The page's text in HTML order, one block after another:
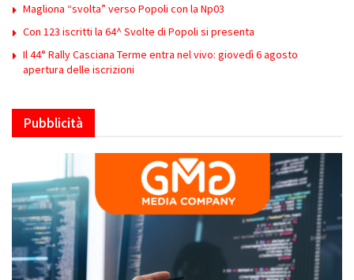
Magliona “svolta” verso Popoli con la Np03
Con 123 iscritti la 64^ Svolte di Popoli si presenta
Il 44° Rally Casciana Terme entra nel vivo: giovedì 6 agosto
apertura delle iscrizioni
Pubblicità